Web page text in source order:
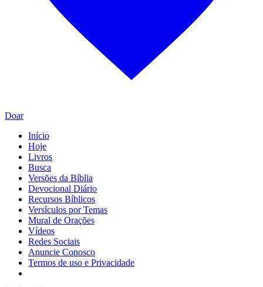
Doar
Início
Hoje
Livros
Busca
Versões da Bíblia
Devocional Diário
Recursos Bíblicos
Versículos por Temas
Mural de Orações
Vídeos
Redes Sociais
Anuncie Conosco
Termos de uso e Privacidade